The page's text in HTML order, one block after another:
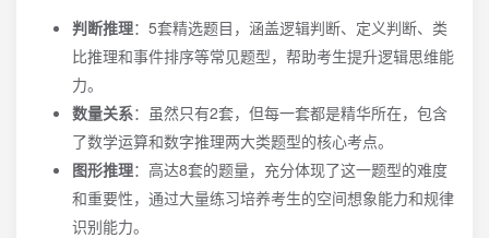
判断推理：5套精选题目，涵盖逻辑判断、定义判断、类
比推理和事件排序等常见题型，帮助考生提升逻辑思维能
力。
数量关系：虽然只有2套，但每一套都是精华所在，包含
了数学运算和数字推理两大类题型的核心考点。
图形推理：高达8套的题量，充分体现了这一题型的难度
和重要性，通过大量练习培养考生的空间想象能力和规律
识别能力。